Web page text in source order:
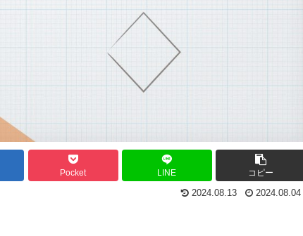
Pocket LINE コピー
2024.08.13 2024.08.04